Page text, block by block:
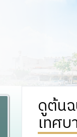
ดูต้น
เทศ